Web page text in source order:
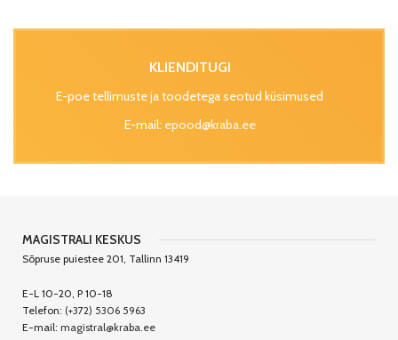
KLIENDITUGI
E-poe tellimuste ja toodetega seotud küsimused
E-mail: epood@kraba.ee
MAGISTRALI KESKUS
Sõpruse puiestee 201, Tallinn 13419
E-L 10-20, P 10-18
Telefon: (+372) 5306 5963
E-mail: magistral@kraba.ee